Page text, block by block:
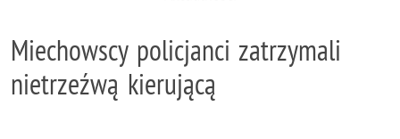
Miechowscy policjanci zatrzymali
nietrzeźwą kierującą